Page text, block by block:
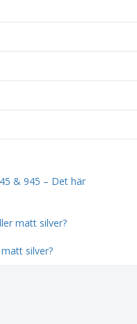
& 945 – Det här
matt silver?
silver?